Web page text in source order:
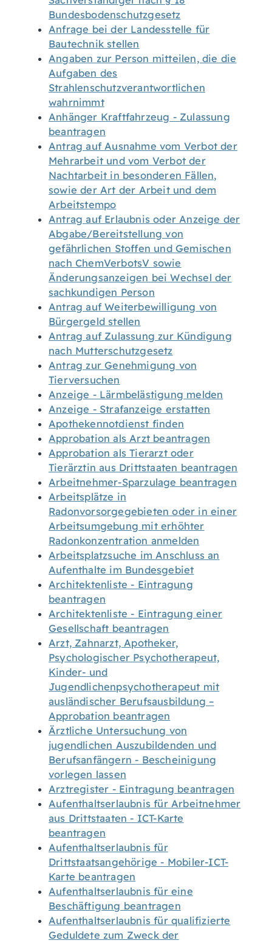
Bundesbodenschutzgesetz
Anfrage bei der Landesstelle für
Bautechnik stellen
Angaben zur Person mitteilen, die die
Aufgaben des
Strahlenschutzverantwortlichen
wahrnimmt
Anhänger Kraftfahrzeug - Zulassung
beantragen
Antrag auf Ausnahme vom Verbot der
Mehrarbeit und vom Verbot der
Nachtarbeit in besonderen Fällen,
sowie der Art der Arbeit und dem
Arbeitstempo
Antrag auf Erlaubnis oder Anzeige der
Abgabe/Bereitstellung von
gefährlichen Stoffen und Gemischen
nach ChemVerbotsV sowie
Änderungsanzeigen bei Wechsel der
sachkundigen Person
Antrag auf Weiterbewilligung von
Bürgergeld stellen
Antrag auf Zulassung zur Kündigung
nach Mutterschutzgesetz
Antrag zur Genehmigung von
Tierversuchen
Anzeige - Lärmbelästigung melden
Anzeige - Strafanzeige erstatten
Apothekennotdienst finden
Approbation als Arzt beantragen
Approbation als Tierarzt oder
Tierärztin aus Drittstaaten beantragen
Arbeitnehmer-Sparzulage beantragen
Arbeitsplätze in
Radonvorsorgegebieten oder in einer
Arbeitsumgebung mit erhöhter
Radonkonzentration anmelden
Arbeitsplatzsuche im Anschluss an
Aufenthalte im Bundesgebiet
Architektenliste - Eintragung
beantragen
Architektenliste - Eintragung einer
Gesellschaft beantragen
Arzt, Zahnarzt, Apotheker,
Psychologischer Psychotherapeut,
Kinder- und
Jugendlichenpsychotherapeut mit
ausländischer Berufsausbildung –
Approbation beantragen
Ärztliche Untersuchung von
jugendlichen Auszubildenden und
Berufsanfängern - Bescheinigung
vorlegen lassen
Arztregister - Eintragung beantragen
Aufenthaltserlaubnis für Arbeitnehmer
aus Drittstaaten - ICT-Karte
beantragen
Aufenthaltserlaubnis für
Drittstaatsangehörige - Mobiler-ICT-
Karte beantragen
Aufenthaltserlaubnis für eine
Beschäftigung beantragen
Aufenthaltserlaubnis für qualifizierte
Geduldete zum Zweck der